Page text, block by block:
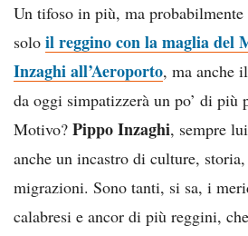
Un tifoso in più, ma probabilmente
solo il reggino con la maglia del
Inzaghi all’Aeroporto, ma anche
da oggi simpatizzerà un po’ di più
Motivo? Pippo Inzaghi, sempre
anche un incastro di culture,
migrazioni. Sono tanti, si sa, i
calabresi e ancor di più reggini,